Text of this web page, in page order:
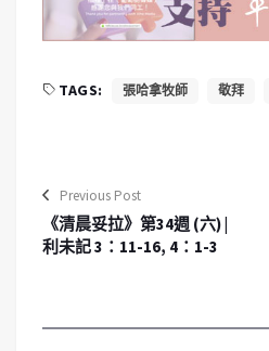
TAGS: 張哈拿牧師 敬拜
Previous Post
《清晨妥拉》第34週 (六) |
利未記 3：11-16, 4：1-3